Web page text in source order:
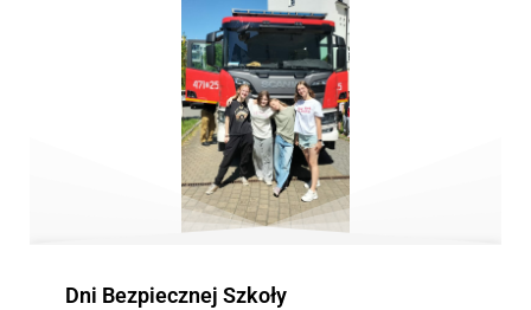
Dni Bezpiecznej Szkoły